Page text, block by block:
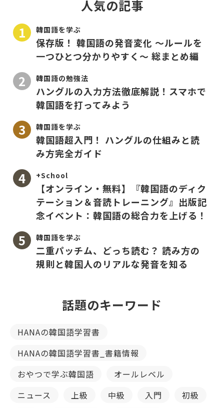
人気の記事
韓国語を学ぶ
保存版！ 韓国語の発音変化 〜ルールを
一つひとつ分かりやすく〜 総まとめ編
韓国語の勉強法
ハングルの入力方法徹底解説！スマホで
韓国語を打ってみよう
韓国語を学ぶ
韓国語超入門！ ハングルの仕組みと読
み方完全ガイド
+School
【オンライン・無料】『韓国語のディク
テーション＆音読トレーニング』出版記
念イベント：韓国語の総合力を上げる！
韓国語を学ぶ
二重パッチム、どっち読む？ 読み方の
規則と韓国人のリアルな発音を知る
話題のキーワード
HANAの韓国語学習書
HANAの韓国語学習書_書籍情報
おやつで学ぶ韓国語
オールレベル
ニュース
上級 中級 入門
初級